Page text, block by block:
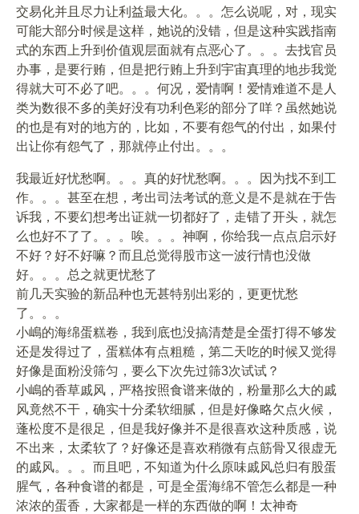
交易化并且尽力让利益最大化。。。怎么说呢，对，现实
可能大部分时候是这样，她说的没错，但是这种实践指南
式的东西上升到价值观层面就有点恶心了。。。去找官员
办事，是要行贿，但是把行贿上升到宇宙真理的地步我觉
得就大可不必了吧。。。何况，爱情啊！爱情难道不是人
类为数很不多的美好没有功利色彩的部分了咩？虽然她说
的也是有对的地方的，比如，不要有怨气的付出，如果付
出让你有怨气了，那就停止付出。。。
我最近好忧愁啊。。。真的好忧愁啊。。。因为找不到工
作。。。甚至在想，考出司法考试的意义是不是就在于告
诉我，不要幻想考出证就一切都好了，走错了开头，就怎
么也好不了了。。。唉。。。神啊，你给我一点点启示好
不好？好不好嘛？而且总觉得股市这一波行情也没做
好。。。总之就更忧愁了
前几天实验的新品种也无甚特别出彩的，更更忧愁
了。。。
小嶋的海绵蛋糕卷，我到底也没搞清楚是全蛋打得不够发
还是发得过了，蛋糕体有点粗糙，第二天吃的时候又觉得
好像是面粉没筛匀，要么下次先过筛3次试试？
小嶋的香草戚风，严格按照食谱来做的，粉量那么大的戚
风竟然不干，确实十分柔软细腻，但是好像略欠点火候，
蓬松度不是很足，但是我好像并不是很喜欢这种质感，说
不出来，太柔软了？好像还是喜欢稍微有点筋骨又很虚无
的戚风。。。而且吧，不知道为什么原味戚风总归有股蛋
腥气，各种食谱的都是，可是全蛋海绵不管怎么都是一种
浓浓的蛋香，大家都是一样的东西做的啊！太神奇